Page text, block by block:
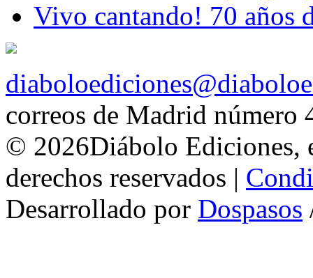
Vivo cantando! 70 años
correos de Madrid número
© 2026Diábolo Ediciones,
derechos reservados |
Desarrollado por Dospasos